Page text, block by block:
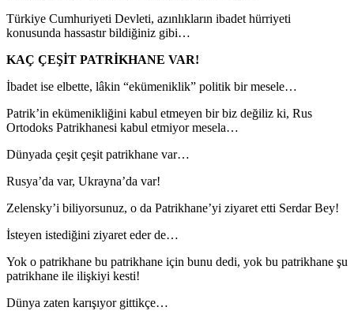
Türkiye Cumhuriyeti Devleti, azınlıkların ibadet hürriyeti
konusunda hassastır bildiğiniz gibi…
KAÇ ÇEŞİT PATRİKHANE VAR!
İbadet ise elbette, lâkin “ekümeniklik” politik bir mesele…
Patrik’in ekümenikliğini kabul etmeyen bir biz değiliz ki, Rus
Ortodoks Patrikhanesi kabul etmiyor mesela…
Dünyada çeşit çeşit patrikhane var…
Rusya’da var, Ukrayna’da var!
Zelensky’i biliyorsunuz, o da Patrikhane’yi ziyaret etti Serdar Bey!
İsteyen istediğini ziyaret eder de…
Yok o patrikhane bu patrikhane için bunu dedi, yok bu patrikhane şu
patrikhane ile ilişkiyi kesti!
Dünya zaten karışıyor gittikçe…